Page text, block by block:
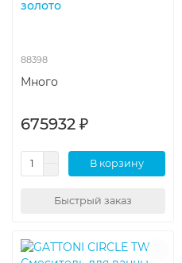
золото
88398
Много
675932 ₽
В корзину
Быстрый заказ